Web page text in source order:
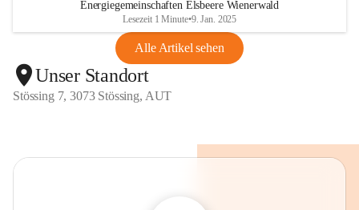
Energiegemeinschaften Elsbeere Wienerwald
Lesezeit 1 Minute•9. Jan. 2025
Alle Artikel sehen
Unser Standort
Stössing 7, 3073 Stössing, AUT